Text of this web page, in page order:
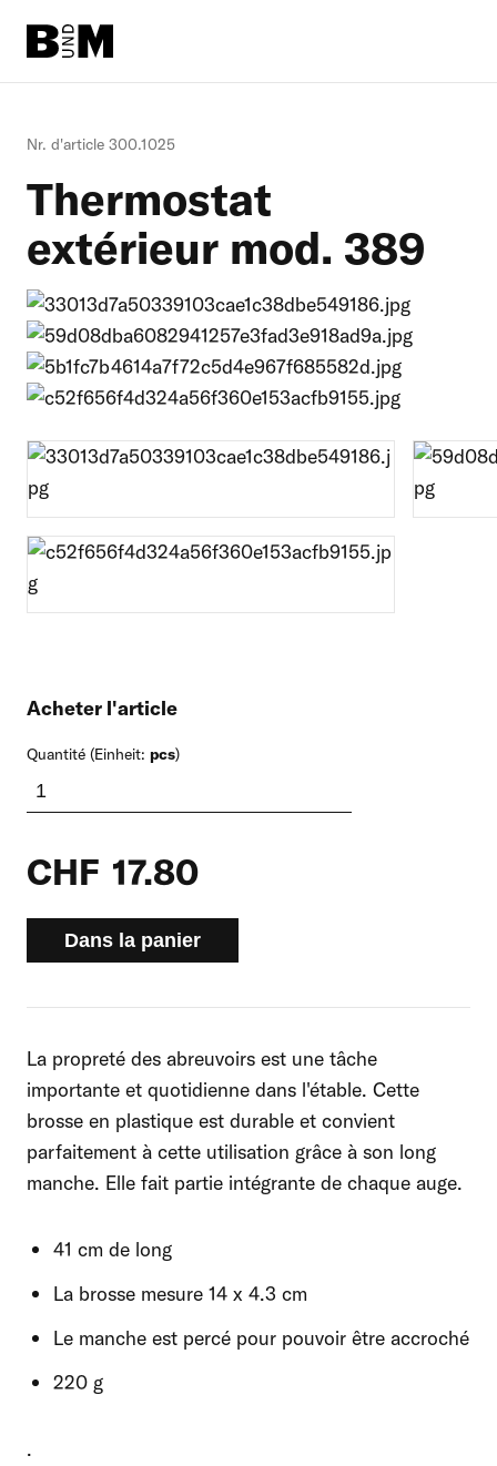
contenu
Bovin
Cheval
Litèrie
Moutons + Chèvres
Informations
Nr. d'article 300.1025
Thermostat
extérieur mod. 389
Acheter l'article
Quantité (Einheit: pcs)
CHF 17.80
Dans la panier
La propreté des abreuvoirs est une tâche
importante et quotidienne dans l'étable. Cette
brosse en plastique est durable et convient
parfaitement à cette utilisation grâce à son long
manche. Elle fait partie intégrante de chaque auge.
41 cm de long
La brosse mesure 14 x 4.3 cm
Le manche est percé pour pouvoir être accroché
220 g
.